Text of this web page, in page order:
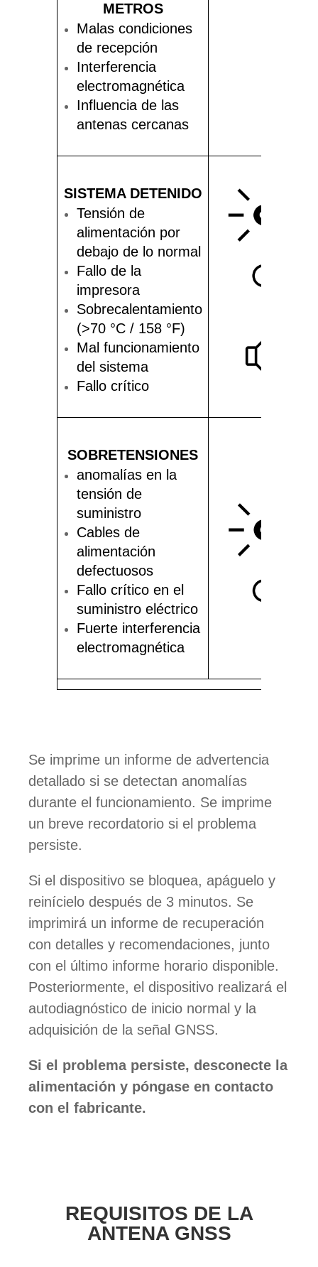
METROS
Malas condiciones
de recepción
Interferencia
electromagnética
Influencia de las
antenas cercanas
SISTEMA DETENIDO
Tensión de
alimentación por
debajo de lo normal
Fallo de la
impresora
Sobrecalentamiento
(>70 °C / 158 °F)
Mal funcionamiento
del sistema
Fallo crítico
SOBRETENSIONES
anomalías en la
tensión de
suministro
Cables de
alimentación
defectuosos
Fallo crítico en el
suministro eléctrico
Fuerte interferencia
electromagnética
Se imprime un informe de advertencia
detallado si se detectan anomalías
durante el funcionamiento. Se imprime
un breve recordatorio si el problema
persiste.
Si el dispositivo se bloquea, apáguelo y
reinícielo después de 3 minutos. Se
imprimirá un informe de recuperación
con detalles y recomendaciones, junto
con el último informe horario disponible.
Posteriormente, el dispositivo realizará el
autodiagnóstico de inicio normal y la
adquisición de la señal GNSS.
Si el problema persiste, desconecte la
alimentación y póngase en contacto
con el fabricante.
REQUISITOS DE LA
ANTENA GNSS